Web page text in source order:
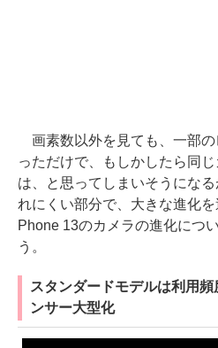
画素数以外を見ても、一部の
っただけで、もしかしたら同
は、と思ってしまいそうにな
れにくい部分で、大きな進化
Phone 13のカメラの進化につ
う。
スタンダードモデルは利用
ンサー大型化